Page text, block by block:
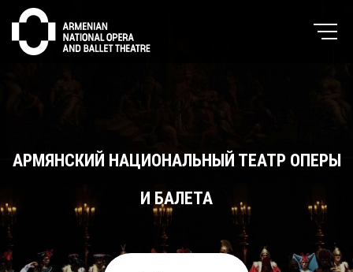
АРМЯНСКИЙ НАЦИОНАЛЬНЫЙ ТЕАТР ОПЕРЫ
И БАЛЕТА